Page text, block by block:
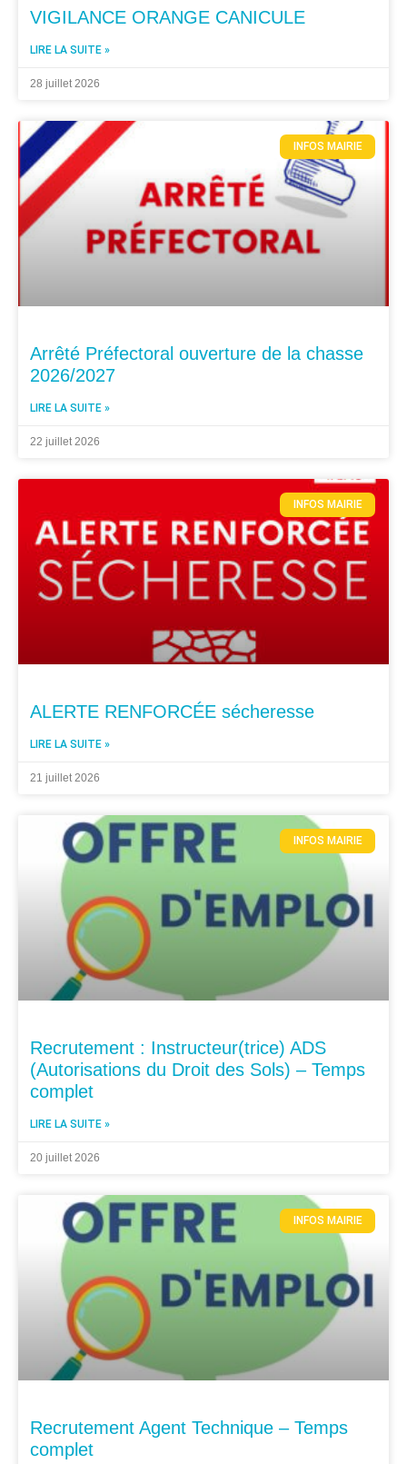
VIGILANCE ORANGE CANICULE
LIRE LA SUITE »
28 juillet 2026
INFOS MAIRIE
Arrêté Préfectoral ouverture de la chasse
2026/2027
LIRE LA SUITE »
22 juillet 2026
INFOS MAIRIE
ALERTE RENFORCÉE sécheresse
LIRE LA SUITE »
21 juillet 2026
INFOS MAIRIE
Recrutement : Instructeur(trice) ADS
(Autorisations du Droit des Sols) – Temps
complet
LIRE LA SUITE »
20 juillet 2026
INFOS MAIRIE
Recrutement Agent Technique – Temps
complet